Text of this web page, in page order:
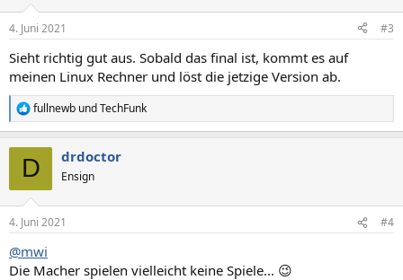
e
:
4. Juni 2021 #3
Sieht richtig gut aus. Sobald das final ist, kommt es auf
meinen Linux Rechner und löst die jetzige Version ab.
R
e
e
:
fullnewb undTechFunk
D drdoctor
Ensign
4. Juni 2021 #4
@mwi
Die Macher spielen vielleicht keine Spiele... 😉